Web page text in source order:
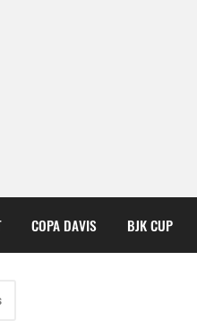
COPA DAVIS BJK CUP